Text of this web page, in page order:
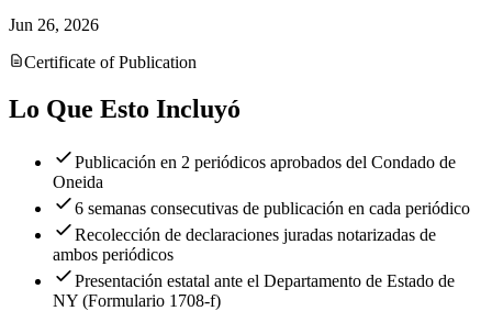
Jun 26, 2026
Certificate of Publication
Lo Que Esto Incluyó
Publicación en 2 periódicos aprobados del Condado de
Oneida
6 semanas consecutivas de publicación en cada periódico
Recolección de declaraciones juradas notarizadas de
ambos periódicos
Presentación estatal ante el Departamento de Estado de
NY (Formulario 1708-f)